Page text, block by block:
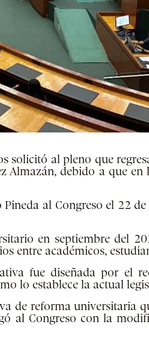
solicitó al pleno que
Almazán, debido a que
al Congreso el 22
en septiembre del
entre académicos,
fue diseñada por el
lo establece la actual
de reforma universitaria
al Congreso con la